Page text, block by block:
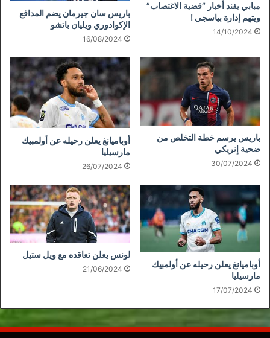
مبابي يفند أخبار “قضية الاغتصاب”
ويتهم إدارة بياسجي !
14/10/2024
باريس سان جيرمان يضم المدافع
الإكوادوري ويليان باتشو
16/08/2024
باريس يرسم خطة التخلص من
ضحية إنريكي
30/07/2024
أوباميانغ يعلن رحيله عن أولمبيك
مارسيليا
26/07/2024
أوباميانغ يعلن رحيله عن أولمبيك
مارسيليا
17/07/2024
لونس يعلن تعاقده مع ويل ستيل
21/06/2024